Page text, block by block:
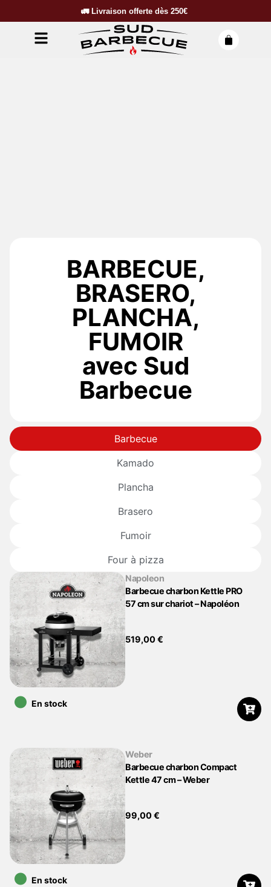
🚛 Livraison offerte dès 250€
BARBECUE,
BRASERO,
PLANCHA,
FUMOIR
avec Sud
Barbecue
Barbecue
Kamado
Plancha
Brasero
Fumoir
Four à pizza
Napoleon
Barbecue charbon Kettle PRO
57 cm sur chariot – Napoléon
519,00€
•En stock
Weber
Barbecue charbon Compact
Kettle 47 cm – Weber
99,00€
•En stock